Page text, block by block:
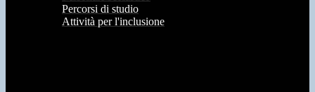
Percorsi di studio
Attività per l'inclusione